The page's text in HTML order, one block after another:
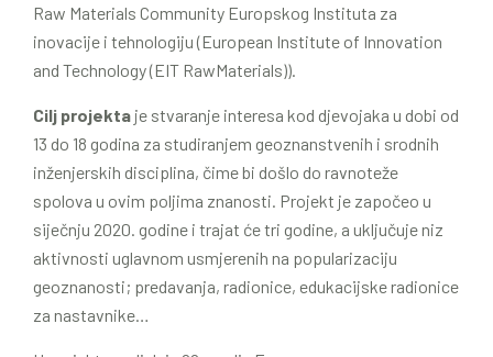
Raw Materials Community Europskog Instituta za
inovacije i tehnologiju (European Institute of Innovation
and Technology (EIT RawMaterials)).
Cilj projekta je stvaranje interesa kod djevojaka u dobi od
13 do 18 godina za studiranjem geoznanstvenih i srodnih
inženjerskih disciplina, čime bi došlo do ravnoteže
spolova u ovim poljima znanosti. Projekt je započeo u
siječnju 2020. godine i trajat će tri godine, a uključuje niz
aktivnosti uglavnom usmjerenih na popularizaciju
geoznanosti; predavanja, radionice, edukacijske radionice
za nastavnike…